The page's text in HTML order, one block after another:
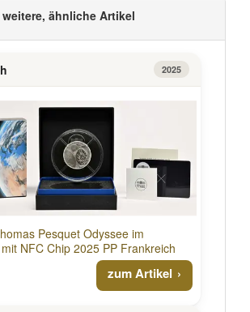
weitere, ähnliche Artikel
2025
Pesquet Odyssee im
NFC Chip 2025 PP Frankreich
zum Artikel